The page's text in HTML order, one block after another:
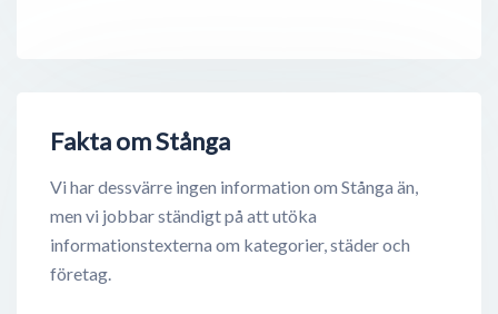
Fakta om Stånga
Vi har dessvärre ingen information om Stånga än,
men vi jobbar ständigt på att utöka
informationstexterna om kategorier, städer och
företag.